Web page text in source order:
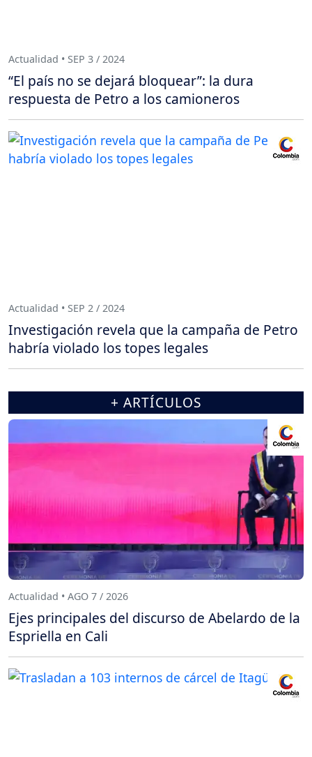
Actualidad • SEP 3 / 2024
“El país no se dejará bloquear”: la dura
respuesta de Petro a los camioneros
Actualidad • SEP 2 / 2024
Investigación revela que la campaña de Petro
habría violado los topes legales
+ ARTÍCULOS
Actualidad • AGO 7 / 2026
Ejes principales del discurso de Abelardo de la
Espriella en Cali